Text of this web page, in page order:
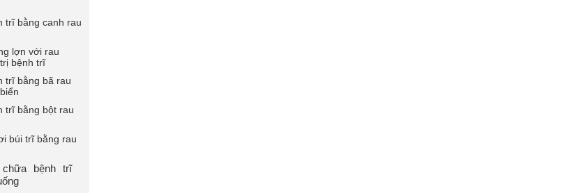
trĩ bằng canh rau
lợn với rau
bệnh trĩ
trĩ bằng bã rau
trĩ bằng bột rau
búi trĩ bằng rau
bệnh trĩ